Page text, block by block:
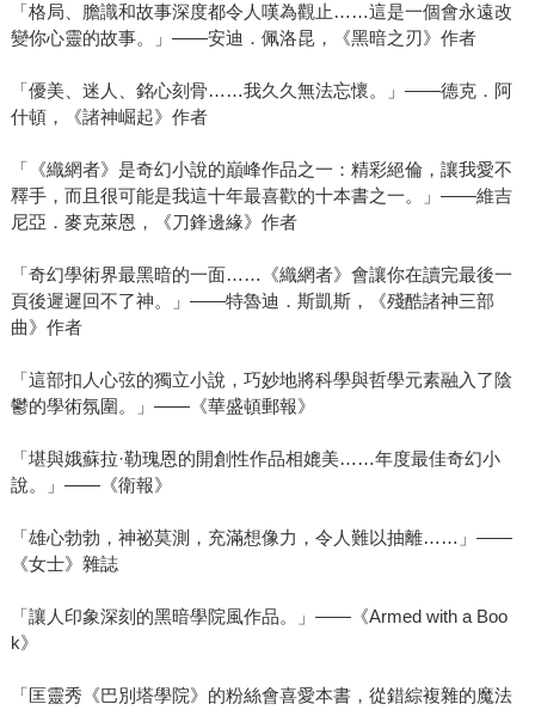
「格局、膽識和故事深度都令人嘆為觀止……這是一個會永遠改
變你心靈的故事。」——安迪．佩洛昆，《黑暗之刃》作者
「優美、迷人、銘心刻骨……我久久無法忘懷。」——德克．阿
什頓，《諸神崛起》作者
「《織網者》是奇幻小說的巔峰作品之一：精彩絕倫，讓我愛不
釋手，而且很可能是我這十年最喜歡的十本書之一。」——維吉
尼亞．麥克萊恩，《刀鋒邊緣》作者
「奇幻學術界最黑暗的一面……《織網者》會讓你在讀完最後一
頁後遲遲回不了神。」——特魯迪．斯凱斯，《殘酷諸神三部
曲》作者
「這部扣人心弦的獨立小說，巧妙地將科學與哲學元素融入了陰
鬱的學術氛圍。」——《華盛頓郵報》
「堪與娥蘇拉·勒瑰恩的開創性作品相媲美……年度最佳奇幻小
說。」——《衛報》
「雄心勃勃，神祕莫測，充滿想像力，令人難以抽離……」——
《女士》雜誌
「讓人印象深刻的黑暗學院風作品。」——《Armed with a Boo
k》
「匡靈秀《巴別塔學院》的粉絲會喜愛本書，從錯綜複雜的魔法